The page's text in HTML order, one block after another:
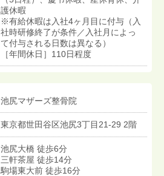
護休暇
※有給休暇は入社4ヶ月目に付与（入
社時研修終了が条件／入社月によっ
て付与される日数は異なる）
［年間休日］110日程度
池尻マザーズ整骨院
東京都世田谷区池尻3丁目21-29 2階
池尻大橋 徒歩6分
三軒茶屋 徒歩14分
駒場東大前 徒歩16分